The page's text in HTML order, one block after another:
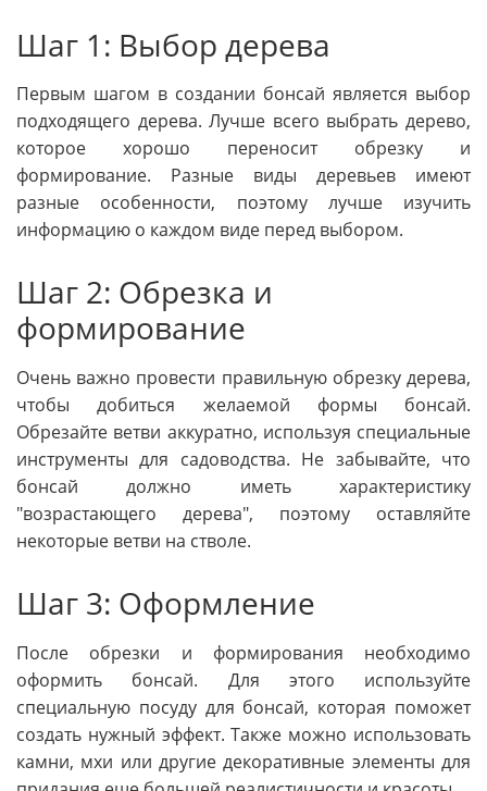
Шаг 1: Выбор дерева
Первым шагом в создании бонсай является выбор
подходящего дерева. Лучше всего выбрать дерево,
которое хорошо переносит обрезку и
формирование. Разные виды деревьев имеют
разные особенности, поэтому лучше изучить
информацию о каждом виде перед выбором.
Шаг 2: Обрезка и
формирование
Очень важно провести правильную обрезку дерева,
чтобы добиться желаемой формы бонсай.
Обрезайте ветви аккуратно, используя специальные
инструменты для садоводства. Не забывайте, что
бонсай должно иметь характеристику
"возрастающего дерева", поэтому оставляйте
некоторые ветви на стволе.
Шаг 3: Оформление
После обрезки и формирования необходимо
оформить бонсай. Для этого используйте
специальную посуду для бонсай, которая поможет
создать нужный эффект. Также можно использовать
камни, мхи или другие декоративные элементы для